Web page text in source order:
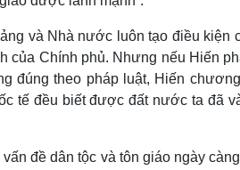
và Nhà nước luôn tạo điều kiện
của Chính phủ. Nhưng nếu Hiến
đúng theo pháp luật, Hiến
tế đều biết được đất nước ta đã
đề dân tộc và tôn giáo ngày